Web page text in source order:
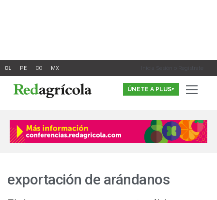
Inicia Sesión o Registrate
ÚNETE A PLUS+
exportación de arándanos